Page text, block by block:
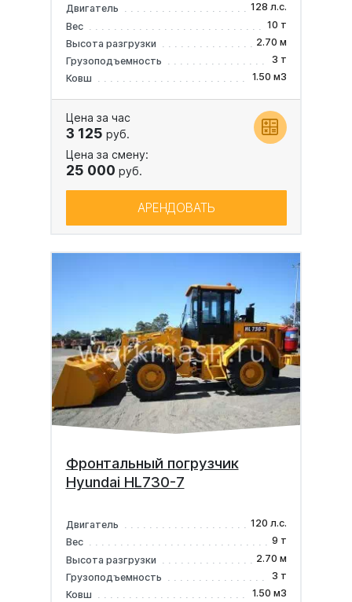
Двигатель
128 л.с.
Вес
10 т
Высота разгрузки
2.70 м
Грузоподъемность
3 т
Ковш
1.50 м3
Цена за час
3 125 руб.
Цена за смену:
25 000 руб.
АРЕНДОВАТЬ
Фронтальный погрузчик
Hyundai HL730-7
Двигатель
120 л.с.
Вес
9 т
Высота разгрузки
2.70 м
Грузоподъемность
3 т
Ковш
1.50 м3